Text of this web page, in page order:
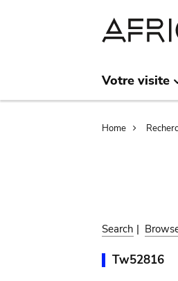
Votre visite
Home
Search |
Tw52816